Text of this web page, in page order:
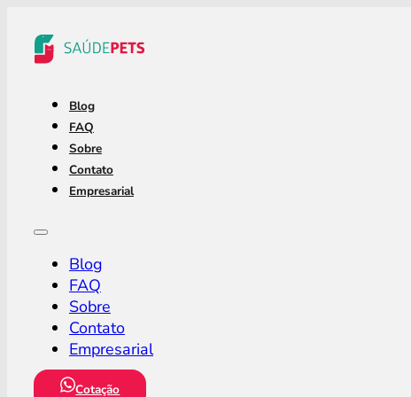
Blog
FAQ
Sobre
Contato
Empresarial
Blog
FAQ
Sobre
Contato
Empresarial
Cotação